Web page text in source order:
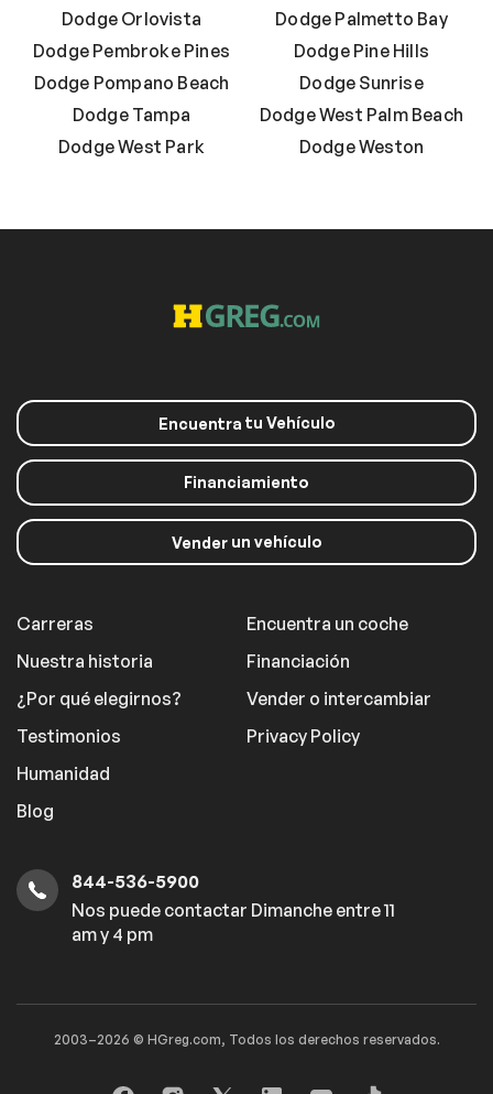
Dodge Orlovista
Dodge Palmetto Bay
Dodge Pembroke Pines
Dodge Pine Hills
Dodge Pompano Beach
Dodge Sunrise
Dodge Tampa
Dodge West Palm Beach
Dodge West Park
Dodge Weston
Encuentra tu Vehículo
Financiamiento
Venderun vehículo
Carreras
Nuestra historia
¿Por qué elegirnos?
Testimonios
Humanidad
Blog
Encuentra un coche
Financiación
Vender o intercambiar
Privacy Policy
844-536-5900
Nos puede contactar Dimanche entre 11
am y 4 pm
2003–2026 © HGreg.com, Todos los derechos reservados.